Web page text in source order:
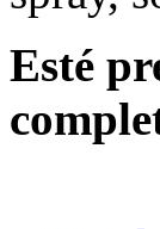
Esté